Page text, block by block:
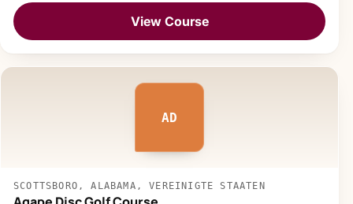
View Course
AD
SCOTTSBORO, ALABAMA, VEREINIGTE STAATEN